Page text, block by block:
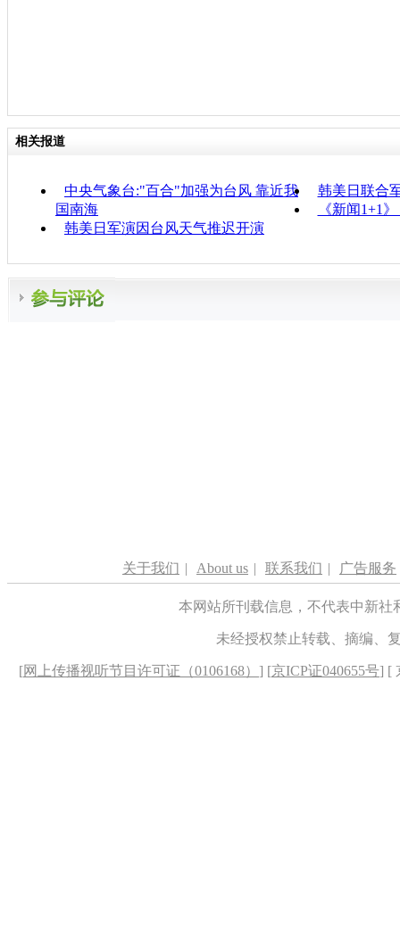
相关报道
中央气象台:"百合"加强为台风 靠近我
国南海
韩美日联合
《新闻1+1
韩美日军演因台风天气推迟开演
关于我们 | About us | 联系我们 | 广告服务
本网站所刊载信息，不代表中新
未经授权禁止转载、摘编、
[网上传播视听节目许可证（0106168） ] [京ICP证040655号] [